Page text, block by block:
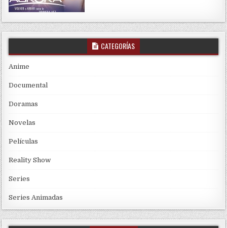
CATEGORÍAS
Anime
Documental
Doramas
Novelas
Películas
Reality Show
Series
Series Animadas